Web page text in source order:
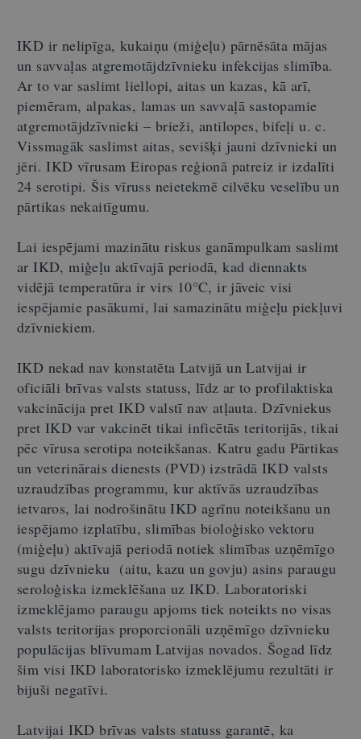
IKD ir nelipīga, kukaiņu (miģeļu) pārnēsāta mājas
un savvaļas atgremotājdzīvnieku infekcijas slimība.
Ar to var saslimt liellopi, aitas un kazas, kā arī,
piemēram, alpakas, lamas un savvaļā sastopamie
atgremotājdzīvnieki – brieži, antilopes, bifeļi u. c.
Vissmagāk saslimst aitas, sevišķi jauni dzīvnieki un
jēri. IKD vīrusam Eiropas reģionā patreiz ir izdalīti
24 serotipi. Šis vīruss neietekmē cilvēku veselību un
pārtikas nekaitīgumu.
Lai iespējami mazinātu riskus ganāmpulkam saslimt
ar IKD, miģeļu aktīvajā periodā, kad diennakts
vidējā temperatūra ir virs 10°C, ir jāveic visi
iespējamie pasākumi, lai samazinātu miģeļu piekļuvi
dzīvniekiem.
IKD nekad nav konstatēta Latvijā un Latvijai ir
oficiāli brīvas valsts statuss, līdz ar to profilaktiska
vakcinācija pret IKD valstī nav atļauta. Dzīvniekus
pret IKD var vakcinēt tikai inficētās teritorijās, tikai
pēc vīrusa serotipa noteikšanas. Katru gadu Pārtikas
un veterinārais dienests (PVD) izstrādā IKD valsts
uzraudzības programmu, kur aktīvās uzraudzības
ietvaros, lai nodrošinātu IKD agrīnu noteikšanu un
iespējamo izplatību, slimības bioloģisko vektoru
(miģeļu) aktīvajā periodā notiek slimības uzņēmīgo
sugu dzīvnieku (aitu, kazu un govju) asins paraugu
seroloģiska izmeklēšana uz IKD. Laboratoriski
izmeklējamo paraugu apjoms tiek noteikts no visas
valsts teritorijas proporcionāli uzņēmīgo dzīvnieku
populācijas blīvumam Latvijas novados. Šogad līdz
šim visi IKD laboratorisko izmeklējumu rezultāti ir
bijuši negatīvi.
Latvijai IKD brīvas valsts statuss garantē, ka